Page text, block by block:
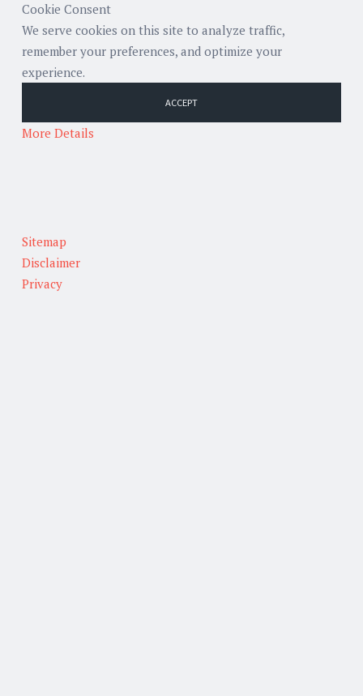
Cookie Consent
We serve cookies on this site to analyze traffic,
remember your preferences, and optimize your
experience.
ACCEPT
More Details
Sitemap
Disclaimer
Privacy